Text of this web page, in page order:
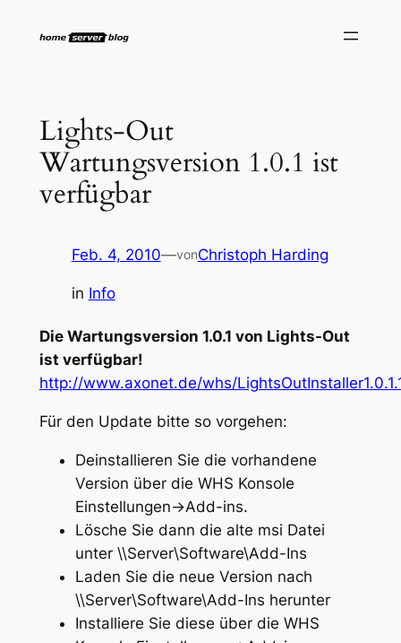
Inhalt
Lights-Out
Wartungsversion 1.0.1 ist
verfügbar
Feb. 4, 2010—vonChristoph Harding
in Info
Die Wartungsversion 1.0.1 von Lights-Out
ist verfügbar!
http://www.axonet.de/whs/
Für den Update bitte so vorgehen:
Deinstallieren Sie die vorhandene
Version über die WHS Konsole
Einstellungen->Add-ins.
Lösche Sie dann die alte msi Datei
unter \\Server\Software\Add-Ins
Laden Sie die neue Version nach
\\Server\Software\Add-Ins herunter
Installiere Sie diese über die WHS